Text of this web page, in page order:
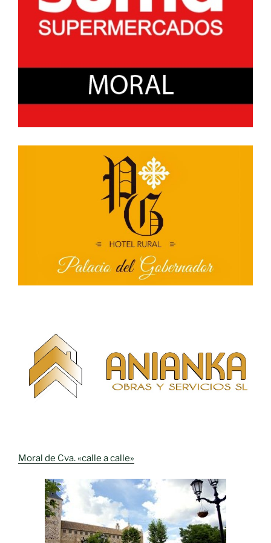
Moral de Cva. «calle a calle»